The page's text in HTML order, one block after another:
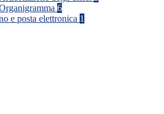
6
e posta elettronica 1